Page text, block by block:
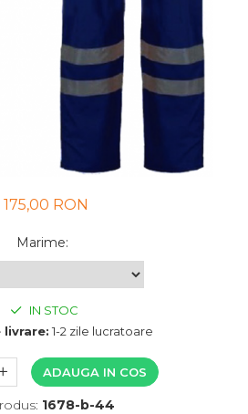
175,00 RON
Marime:
IN STOC
livrare: 1-2 zile lucratoare
ADAUGA IN COS
1678-b-44